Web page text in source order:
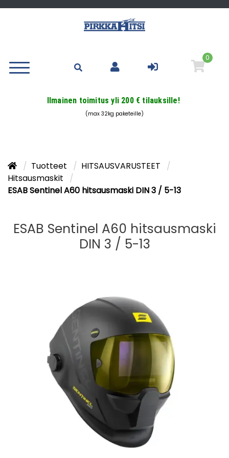
0
Ilmainen toimitus yli 200 € tilauksille!
(max 32kg paketeille)
Tuotteet
HITSAUSVARUSTEET
Hitsausmaskit
ESAB Sentinel A60 hitsausmaski DIN 3 / 5-13
ESAB Sentinel A60 hitsausmaski
DIN 3 / 5-13